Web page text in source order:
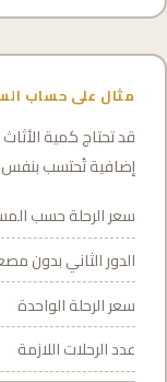
مثال على حساب
قد تحتاج كمية
إضافية تُحتسب بنفس
سعر الرحلة حسب
الدور الثاني بدون مصعد
سعر الرحلة الواحدة
عدد الرحلات اللازمة